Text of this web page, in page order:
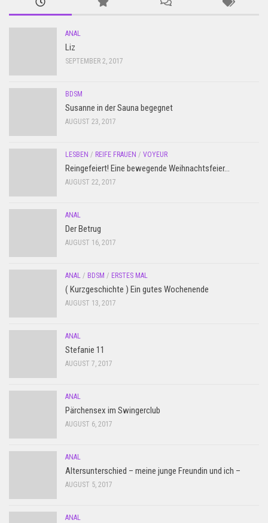
ANAL
Liz
SEPTEMBER 2, 2017
BDSM
Susanne in der Sauna begegnet
AUGUST 23, 2017
LESBEN / REIFE FRAUEN / VOYEUR
Reingefeiert! Eine bewegende Weihnachtsfeier…
AUGUST 22, 2017
ANAL
Der Betrug
AUGUST 16, 2017
ANAL / BDSM / ERSTES MAL
( Kurzgeschichte ) Ein gutes Wochenende
AUGUST 13, 2017
ANAL
Stefanie 11
AUGUST 7, 2017
ANAL
Pärchensex im Swingerclub
AUGUST 6, 2017
ANAL
Altersunterschied – meine junge Freundin und ich –
AUGUST 5, 2017
ANAL